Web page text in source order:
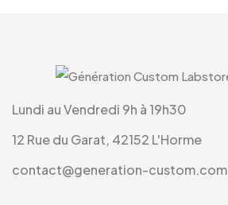
Lundi au Vendredi 9h à 19h30
12 Rue du Garat, 42152 L'Horme
contact@generation-custom.com